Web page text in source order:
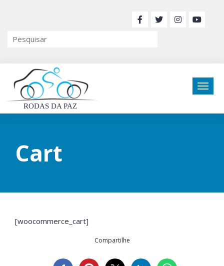
RODAS DA PAZ
Cart
[woocommerce_cart]
Compartilhe